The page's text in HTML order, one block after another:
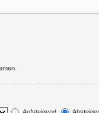
Aufsteigend